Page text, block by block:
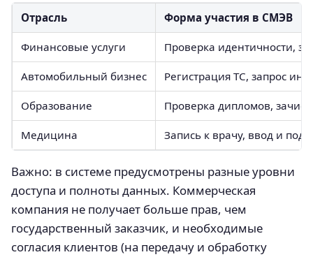
Отрасль Форма участия в СМЭВ
Финансовые услуги Проверка идентичности,
Автомобильный бизнес Регистрация ТС, запрос
Образование Проверка дипломов,
Медицина Запись к врачу, ввод и
Важно: в системе предусмотрены разные уровни
доступа и полноты данных. Коммерческая
компания не получает больше прав, чем
государственный заказчик, и необходимые
согласия клиентов (на передачу и обработку